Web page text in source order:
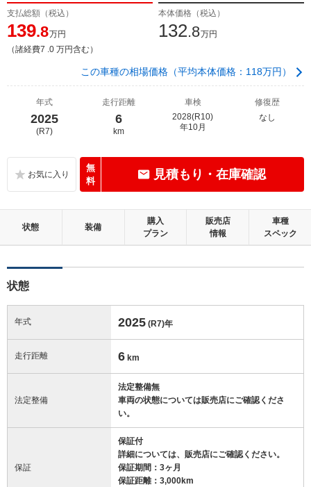
支払総額（税込）
139.8万円
（諸経費7 .0 万円含む）
本体価格（税込）
132.8万円
この車種の相場価格（平均本体価格：118万円）
年式
2025
(R7)
走行距離
6
km
車検
2028(R10)
年10月
修復歴
なし
無
料
見積もり・在庫確認
状態 装備
購入
プラン
販売店
情報
車種
スペック
状態
年式 2025 (R7)年
走行距離 6 km
法定整備
法定整備無
車両の状態については販売店にご確認くださ
い。
保証
保証付
詳細については、販売店にご確認ください。
保証期間：3ヶ月
保証距離：3,000km